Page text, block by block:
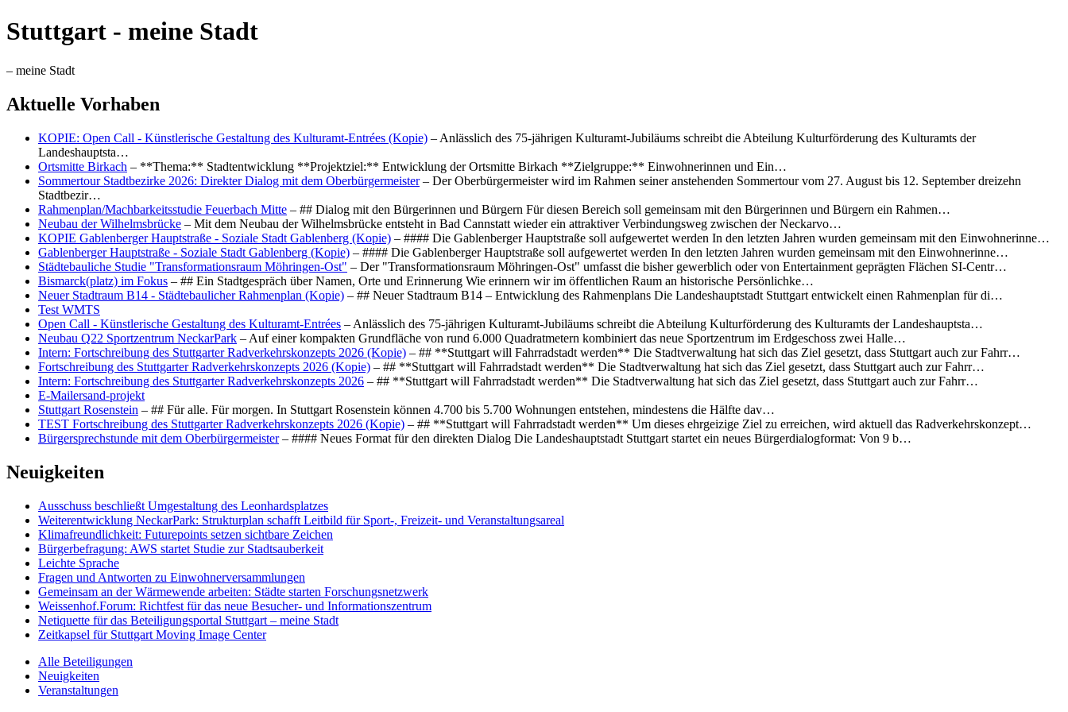
Stuttgart - meine Stadt
– meine Stadt
Aktuelle Vorhaben
KOPIE: Open Call - Künstlerische Gestaltung des Kulturamt-Entrées (Kopie) – Anlässlich des 75-jährigen Kulturamt-Jubiläums schreibt die Abteilung Kulturförderung des Kulturamts der
Landeshauptsta…
Ortsmitte Birkach – **Thema:** Stadtentwicklung **Projektziel:** Entwicklung der Ortsmitte Birkach **Zielgruppe:** Einwohnerinnen und Ein…
Sommertour Stadtbezirke 2026: Direkter Dialog mit dem Oberbürgermeister– Der Oberbürgermeister wird im Rahmen seiner anstehenden Sommertour vom 27. August bis 12. September dreizehn
Stadtbezir…
Rahmenplan/Machbarkeitsstudie Feuerbach Mitte – ## Dialog mit den Bürgerinnen und Bürgern Für diesen Bereich soll gemeinsam mit den Bürgerinnen und Bürgern ein Rahmen…
Neubau der Wilhelmsbrücke – Mit dem Neubau der Wilhelmsbrücke entsteht in Bad Cannstatt wieder ein attraktiver Verbindungsweg zwischen der Neckarvo…
KOPIE Gablenberger Hauptstraße - Soziale Stadt Gablenberg (Kopie) – #### Die Gablenberger Hauptstraße soll aufgewertet werden In den letzten Jahren wurden gemeinsam mit den Einwohnerinne…
Gablenberger Hauptstraße - Soziale Stadt Gablenberg (Kopie) – #### Die Gablenberger Hauptstraße soll aufgewertet werden In den letzten Jahren wurden gemeinsam mit den Einwohnerinne…
Städtebauliche Studie "Transformationsraum Möhringen-Ost" – Der "Transformationsraum Möhringen-Ost" umfasst die bisher gewerblich oder von Entertainment geprägten Flächen SI-Centr…
Bismarck(platz) im Fokus – ## Ein Stadtgespräch über Namen, Orte und Erinnerung Wie erinnern wir im öffentlichen Raum an historische Persönlichke…
Neuer Stadtraum B14 - Städtebaulicher Rahmenplan (Kopie) – ## Neuer Stadtraum B14 – Entwicklung des Rahmenplans Die Landeshauptstadt Stuttgart entwickelt einen Rahmenplan für di…
Test WMTS
Open Call - Künstlerische Gestaltung des Kulturamt-Entrées – Anlässlich des 75-jährigen Kulturamt-Jubiläums schreibt die Abteilung Kulturförderung des Kulturamts der Landeshauptsta…
Neubau Q22 Sportzentrum NeckarPark – Auf einer kompakten Grundfläche von rund 6.000 Quadratmetern kombiniert das neue Sportzentrum im Erdgeschoss zwei Halle…
Intern: Fortschreibung des Stuttgarter Radverkehrskonzepts 2026 (Kopie) – ## **Stuttgart will Fahrradstadt werden** Die Stadtverwaltung hat sich das Ziel gesetzt, dass Stuttgart auch zur Fahrr…
Fortschreibung des Stuttgarter Radverkehrskonzepts 2026 (Kopie) – ## **Stuttgart will Fahrradstadt werden** Die Stadtverwaltung hat sich das Ziel gesetzt, dass Stuttgart auch zur Fahrr…
Intern: Fortschreibung des Stuttgarter Radverkehrskonzepts 2026 – ## **Stuttgart will Fahrradstadt werden** Die Stadtverwaltung hat sich das Ziel gesetzt, dass Stuttgart auch zur Fahrr…
E-Mailersand-projekt
Stuttgart Rosenstein – ## Für alle. Für morgen. In Stuttgart Rosenstein können 4.700 bis 5.700 Wohnungen entstehen, mindestens die Hälfte dav…
TEST Fortschreibung des Stuttgarter Radverkehrskonzepts 2026 (Kopie) – ## **Stuttgart will Fahrradstadt werden** Um dieses ehrgeizige Ziel zu erreichen, wird aktuell das Radverkehrskonzept…
Bürgersprechstunde mit dem Oberbürgermeister– #### Neues Format für den direkten Dialog Die Landeshauptstadt Stuttgart startet ein neues Bürgerdialogformat: Von 9 b…
Neuigkeiten
Ausschuss beschließt Umgestaltung des Leonhards­platzes
Weiterentwicklung NeckarPark: Strukturplan schafft Leitbild für Sport-, Freizeit- und Veranstaltungsareal
Klimafreundlichkeit: Futurepoints setzen sichtbare Zeichen
Bürgerbefragung: AWS startet Studie zur Stadtsauberkeit
Leichte Sprache
Fragen und Antworten zu Einwohnerversammlungen
Gemeinsam an der Wärmewende arbeiten: Städte starten Forschungsnetzwerk
Weissenhof.Forum: Richtfest für das neue Besucher- und Informationszentrum
Netiquette für das Beteiligungsportal Stuttgart – meine Stadt
Zeitkapsel für Stuttgart Moving Image Center
Alle Beteiligungen
Neuigkeiten
Veranstaltungen